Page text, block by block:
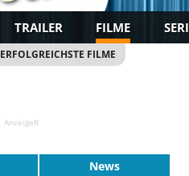
TRAILER FILME
ERFOLGREICHSTE FILME
AnzeigeR
News